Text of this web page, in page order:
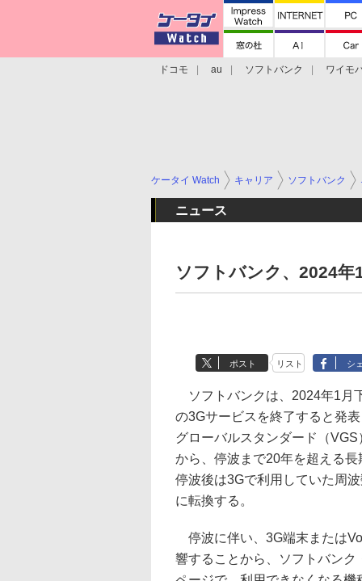
ドコモ au ソフトバンク
ワイモ
ケータイ Watch キャリア ソフトバンク
ニュース
ソフトバンク、2024年
ポスト リスト シ
ソフトバンクは、2024年1月
の3Gサービスを終了すると発
グローバルスタンダード（
から、停波まで20年を超える
停波後は3Gで利用していた周
に転換する。
停波に伴い、3G端末または
響することから、ソフトバン